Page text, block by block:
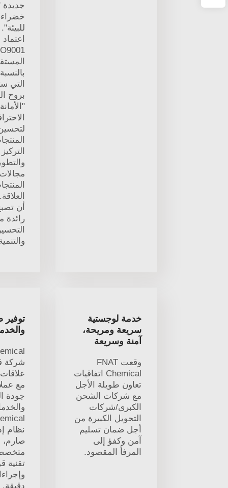
جديدة
التي
بروح
أن
رائدة
خدمة لوجستية
سريعة ومريحة،
آمنة وسريعة
وقعت FNAT
Chemical اتفاقيات
تعاون طويلة الأجل
مع شركات الشحن
الكبرى/شركات
التحويل الكبيرة من
أجل ضمان تسليم
آمن وكفؤ إلى
المرفأ المقصود.
توفير
شركة
مع
جودة
نظام
صارم،
تقنية
دقيقة.